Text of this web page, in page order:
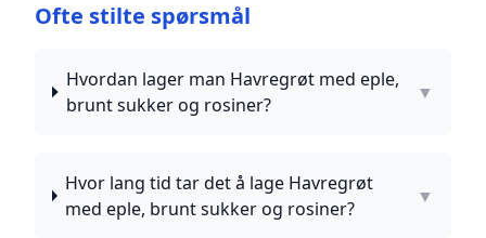
Ofte stilte spørsmål
Hvordan lager man Havregrøt med eple,
brunt sukker og rosiner?
▼
Hvor lang tid tar det å lage Havregrøt
med eple, brunt sukker og rosiner?
▼